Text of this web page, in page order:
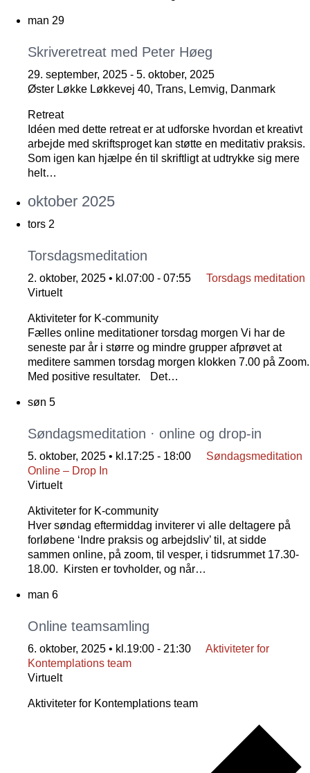
man 29
Skriveretreat med Peter Høeg
29. september, 2025 - 5. oktober, 2025
Øster Løkke Løkkevej 40, Trans, Lemvig, Danmark
Retreat
Idéen med dette retreat er at udforske hvordan et kreativt
arbejde med skriftsproget kan støtte en meditativ praksis.
Som igen kan hjælpe én til skriftligt at udtrykke sig mere
helt…
oktober 2025
tors 2
Torsdagsmeditation
2. oktober, 2025 • kl.07:00 - 07:55
Torsdags meditation
Virtuelt
Aktiviteter for K-community
Fælles online meditationer torsdag morgen Vi har de
seneste par år i større og mindre grupper afprøvet at
meditere sammen torsdag morgen klokken 7.00 på Zoom.
Med positive resultater. Det…
søn 5
Søndagsmeditation · online og drop-in
5. oktober, 2025 • kl.17:25 - 18:00
Søndagsmeditation
Online – Drop In
Virtuelt
Aktiviteter for K-community
Hver søndag eftermiddag inviterer vi alle deltagere på
forløbene ‘Indre praksis og arbejdsliv’ til, at sidde
sammen online, på zoom, til vesper, i tidsrummet 17.30-
18.00. Kirsten er tovholder, og når…
man 6
Online teamsamling
6. oktober, 2025 • kl.19:00 - 21:30
Aktiviteter for
Kontemplations team
Virtuelt
Aktiviteter for Kontemplations team